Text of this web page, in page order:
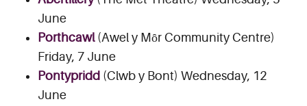
June
Porthcawl (Awel y Mȏr Community Centre)
Friday, 7 June
Pontypridd (Clwb y Bont) Wednesday, 12
June